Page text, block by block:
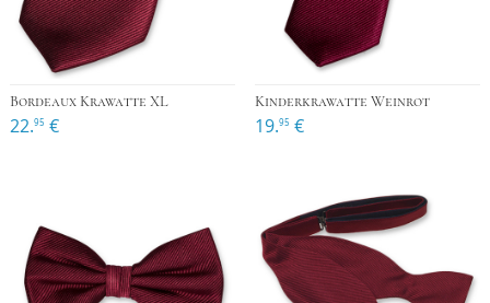
Bordeaux Krawatte XL
22.95 €
Kinderkrawatte Weinrot
19.95 €